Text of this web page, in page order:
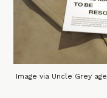
Image via Uncle Grey